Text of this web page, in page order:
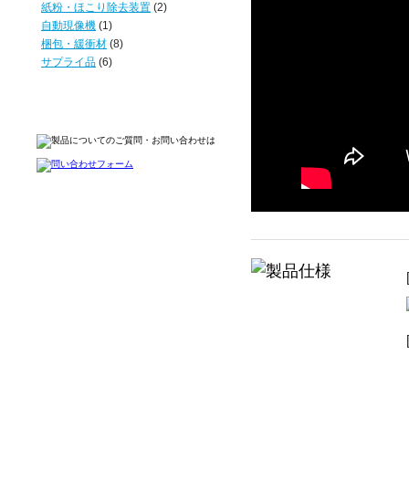
紙粉・ほこり除去装置 (2)
自動現像機 (1)
梱包・緩衝材 (8)
サプライ品 (6)